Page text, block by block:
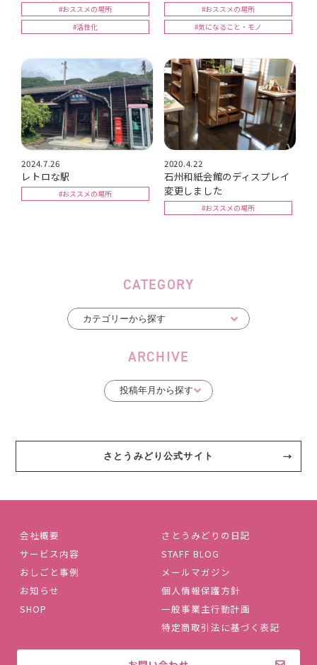
#おススメの場所
#活性化
#おススメの場所
#気になること・モノ
2024.7.26
レトロな駅
#おススメの場所
2020.4.22
石州和紙会館のディスプレイ
変更しました
#おススメの場所
CATEGORY
ARCHIVE
さとうみどり公式サイト
会社概要
サービス内容
おしごと事例
お知らせ
SHOP
さとうみどりの日記
STAFF BLOG
メールマガジン
個人情報保護方針
一般事業主行動計画
特定商取引法に基づく表記